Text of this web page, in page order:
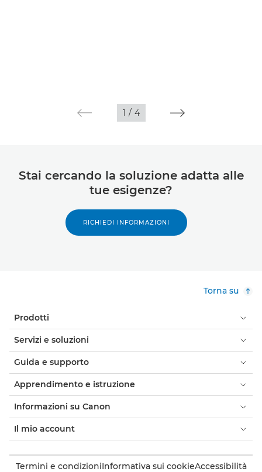
1 / 4
Stai cercando la soluzione adatta alle
tue esigenze?
RICHIEDI INFORMAZIONI
Torna su
Prodotti
Servizi e soluzioni
Guida e supporto
Apprendimento e istruzione
Informazioni su Canon
Il mio account
Termini e condizioniInformativa sui cookieAccessibilità